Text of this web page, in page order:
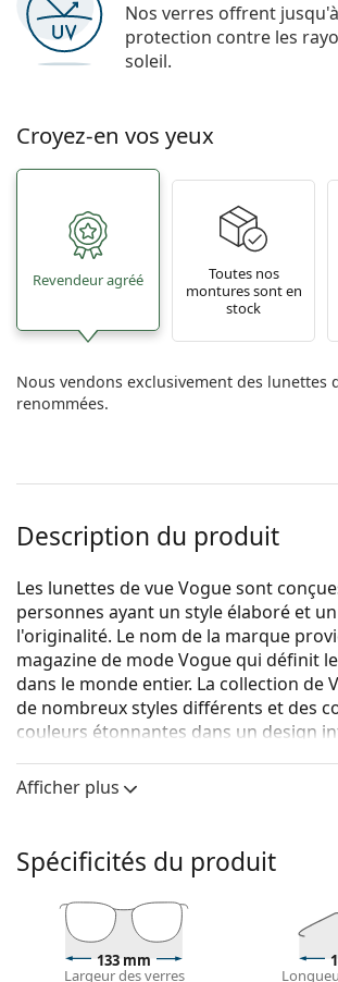
Nos verres offrent
protection contre les
soleil.
Croyez-en vos yeux
Revendeur agréé
Toutes nos
montures sont en
stock
Nous vendons exclusivement des lunettes
renommées.
Description du produit
Les lunettes de vue Vogue sont
personnes ayant un style élaboré et
l'originalité. Le nom de la marque
magazine de mode Vogue qui définit
dans le monde entier. La collection de
de nombreux styles différents et des
couleurs étonnantes dans un design
Vogue 0VO4208 352 52sont des
femmes.
La couleur noire de la monture
blonds clairs, châtains clairs ou
Les montures Cat Eye sont un choix
qui ont un visage ovale, en forme
Afficher plus
Spécificités du produit
133 mm
Largeur des verres